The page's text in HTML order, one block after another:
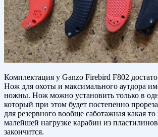
Комплектация у Ganzo Firebird F802
Нож для охоты и максимального аутдора
ножны. Нож можно установить только в
который при этом будет постепенно
для резервного вообще саботажная какая
малейшей нагрузке карабин из
закончится.